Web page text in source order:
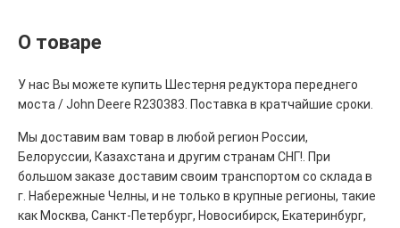
О товаре
У нас Вы можете купить Шестерня редуктора переднего
моста / John Deere R230383. Поставка в кратчайшие сроки.
Мы доставим вам товар в любой регион России,
Белоруссии, Казахстана и другим странам СНГ!. При
большом заказе доставим своим транспортом со склада в
г. Набережные Челны, и не только в крупные регионы, такие
как Москва, Санкт-Петербург, Новосибирск, Екатеринбург,